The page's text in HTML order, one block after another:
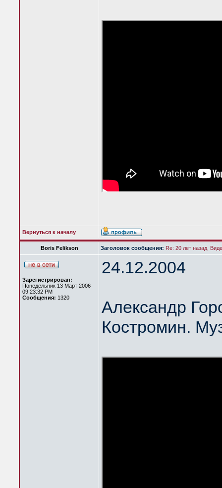
Вернуться к началу
Boris Felikson Заголовок сообщения: Re: 20 лет назад.
Зарегистрирован:
Понедельник 13 Март 2006
09:23:32 PM
Сообщения: 1320
24.12.2004
Александр
Костромин.